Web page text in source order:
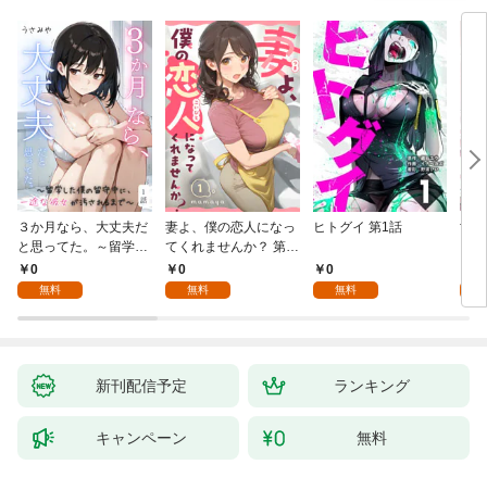
３か月なら、大丈夫だ
と思ってた。～留学し
た僕の留守中に、一途
な彼女が汚されるまで
0
無料
妻よ、僕の恋人になっ
てくれませんか？ 第1
話0
無料
ヒトグイ 第1話
0
無料
世
新刊配信予定 ランキング
キャンペーン 無料